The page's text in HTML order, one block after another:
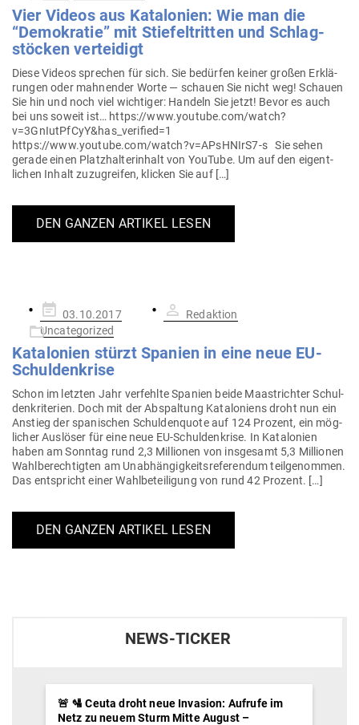
Vier Videos aus Kata­lonien: Wie man die
“Demo­kratie” mit Stie­fel­tritten und Schlag­
stöcken verteidigt
Diese Videos sprechen für sich. Sie bedürfen keiner großen Erklä­
rungen oder mah­nender Worte — schauen Sie nicht weg! Schauen
Sie hin und noch viel wich­tiger: Handeln Sie jetzt! Bevor es auch
bei uns soweit ist… https://www.youtube.com/watch?
v=3GnIutPfCyY&has_verified=1
https://www.youtube.com/watch?v=APsHNIrS7‑s Sie sehen
gerade einen Platz­hal­ter­inhalt von YouTube. Um auf den eigent­
lichen Inhalt zuzu­greifen, klicken Sie auf […]
DEN GANZEN ARTIKEL LESEN
Gepostet
am
03.10.2017
Redaktion
Uncategorized
Kata­lonien stürzt Spanien in eine neue EU-
Schuldenkrise
Schon im letzten Jahr ver­fehlte Spanien beide Maas­trichter Schul­
den­kri­terien. Doch mit der Abspaltung Kata­lo­niens droht nun ein
Anstieg der spa­ni­schen Schul­den­quote auf 124 Prozent, ein mög­
licher Aus­löser für eine neue EU-Schul­den­krise. In Kata­lonien
haben am Sonntag rund 2,3 Mil­lionen von ins­gesamt 5,3 Mil­lionen
Wahl­be­rech­tigten am Unab­hän­gig­keits­re­fe­rendum teil­ge­nommen.
Das ent­spricht einer Wahl­be­tei­ligung von rund 42 Prozent. […]
DEN GANZEN ARTIKEL LESEN
NEWS-TICKER
🚨 🛂 Ceuta droht neue Invasion: Aufrufe im
Netz zu neuem Sturm Mitte August –